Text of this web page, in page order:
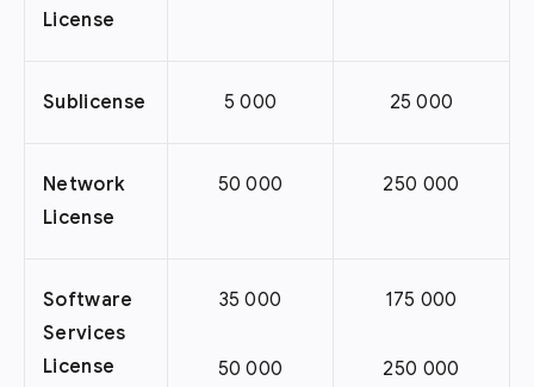
License
Sublicense 5 000 25 000
Network
License
50 000 250 000
Software
Services
License
35 000
50 000
175 000
250 000